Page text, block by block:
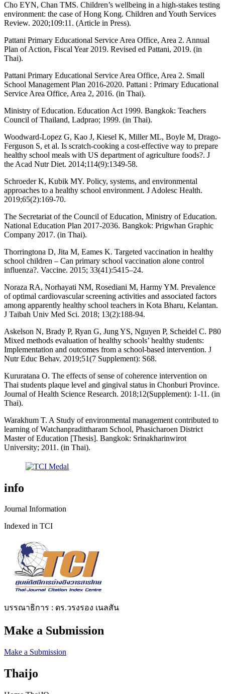
Cho EYN, Chan TMS. Children’s wellbeing in a high-stakes testing
environment: the case of Hong Kong. Children and Youth Services
Review. 2020;109:11. (Article in Press).
Pattani Primary Educational Service Area Office, Area 2. Annual
Plan of Action, Fiscal Year 2019. Revised ed Pattani, 2019. (in
Thai).
Pattani Primary Educational Service Area Office, Area 2. Small
School Management Plan 2016-2020. Pattani : Primary Educational
Service Area Office, Area 2, 2016. (in Thai).
Ministry of Education. Education Act 1999. Bangkok: Teachers
Council of Thailand, Ladprao; 1999. (in Thai).
Woodward-Lopez G, Kao J, Kiesel K, Miller ML, Boyle M, Drago-
Ferguson S, et al. Is scratch-cooking a cost-effective way to prepare
healthy school meals with US department of agriculture foods?. J
the Acad Nutr Diet. 2014;114(9):1349-58.
Schroeder K, Kubik MY. Policy, systems, and environmental
approaches to a healthy school environment. J Adolesc Health.
2019;65(2):169-70.
The Secretariat of the Council of Education, Ministry of Education.
National Education Plan 2017-2036. Bangkok: Prigwhan Graphic
Company 2017. (in Thai).
Thorringtona D, Jita M, Eames K. Targeted vaccination in healthy
school children – Can primary school vaccination alone control
influenza?. Vaccine. 2015; 33(41):5415–24.
Noraza RA, Norhayati NM, Rosediani M, Harmy YM. Prevalence
of optimal cardiovascular screening activities and associated factors
among apparently healthy school teachers in Kota Bharu, Kelantan.
J Taibah Univ Med Sci. 2018; 13(2):188-94.
Askelson N, Brady P, Ryan G, Jung YS, Nguyen P, Scheidel C. P80
Mixed methods evaluation of healthy schools’ healthy students:
Implementation and outcomes from a school-based intervention. J
Nutr Educ Behav. 2019;51(7 Supplement): S68.
Kururatana O. The effects of sense of coherence intervention on
Thai students plaque level and gingival status in Chonburi Province.
Journal of Health Science Research. 2018;12(Supplement): 1-11. (in
Thai).
Warakhum T. A Study of environmental management contributed to
learning of Watchanpradittharam School, Phasicharoen District
Master of Education [Thesis]. Bangkok: Srinakharinwirot
University; 2011. (in Thai).
info
Journal Information
Indexed in TCI
บรรณาธิการ : ดร.วรงรอง เนลสัน
Make a Submission
Make a Submission
Thaijo